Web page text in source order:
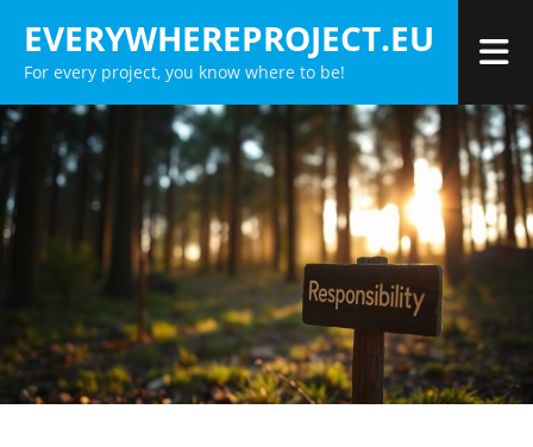
content
EVERYWHEREPROJECT.EU
For every project, you know where to be!